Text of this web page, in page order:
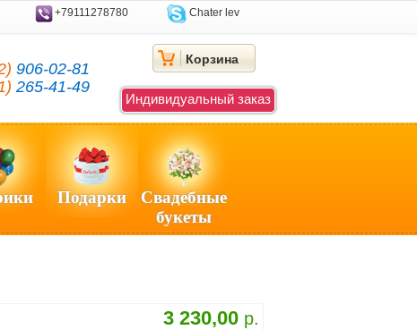
+79111278780 Chater lev
906-02-81
265-41-49
Корзина
Индивидуальный заказ
Подарки
Свадебные
букеты
3 230,00р.